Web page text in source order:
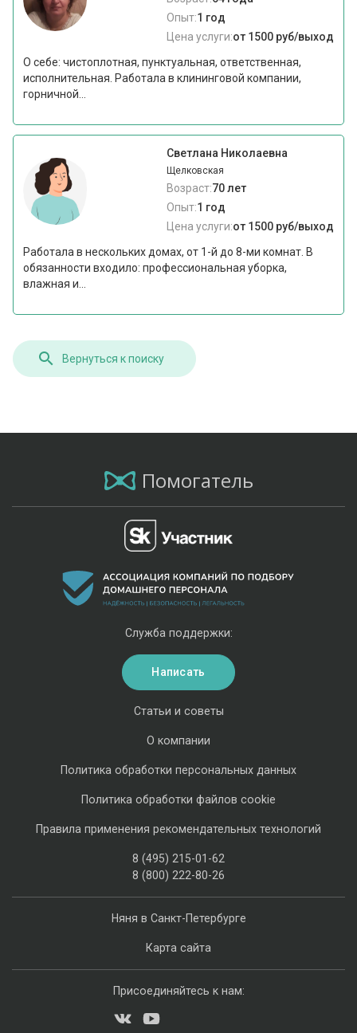
Опыт:1 год
Цена услуги:от 1500 руб/выход
О себе: чистоплотная, пунктуальная, ответственная,
исполнительная. Работала в клининговой компании,
горничной...
Светлана Николаевна
Щелковская
Возраст:70 лет
Опыт:1 год
Цена услуги:от 1500 руб/выход
Работала в нескольких домах, от 1-й до 8-ми комнат. В
обязанности входило: профессиональная уборка,
влажная и...
Вернуться к поиску
Помогатель
Няня в Санкт-Петербурге
Карта сайта
Статьи и советы
О компании
Политика обработки персональных данных
Политика обработки файлов cookie
Правила применения рекомендательных технологий
8 (495) 215-01-62
8 (800) 222-80-26
Служба поддержки:
Написать
Присоединяйтесь к нам: